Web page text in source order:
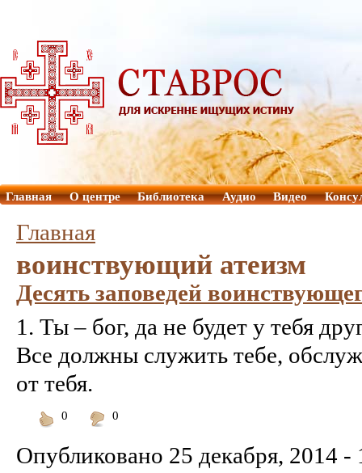
Главная О центре Библиотека Аудио Видео
Главная
воинствующий атеизм
Десять заповедей
1. Ты – бог, да не будет у тебя
Все должны служить тебе,
от тебя.
0
0
Опубликовано 25 декабря, 2014 -